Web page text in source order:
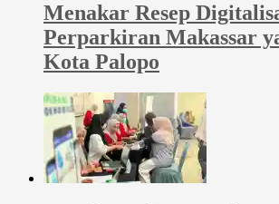
Menakar Resep
Perparkiran Makassar
Kota Palopo